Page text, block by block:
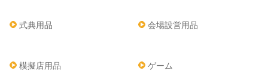
式典用品 会場設営用品
模擬店用品 ゲーム